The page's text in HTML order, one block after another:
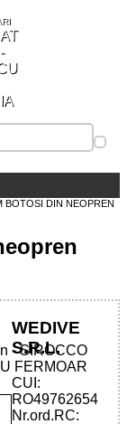
BOTOSI DIN NEOPREN
WEDIVE
S.R.L.
CUI:
RO49762654
Nr.ord.RC: